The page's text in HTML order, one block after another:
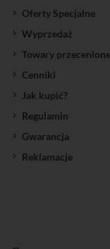
Oferty Specjalne
Wyprzedaż
Towary przecenione
Cenniki
Jak kupić?
Regulamin
Gwarancja
Reklamacje